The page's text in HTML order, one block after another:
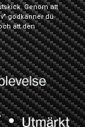
Genom att
godkänner du
att den